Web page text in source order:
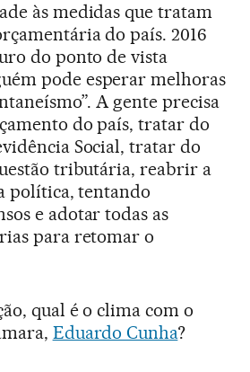
às medidas que tratam
do país. 2016
do ponto de vista
pode esperar melhoras
A gente precisa
do país, tratar do
Social, tratar do
tributária, reabrir a
política, tentando
e adotar todas as
para retomar o
qual é o clima com o
Eduardo Cunha?